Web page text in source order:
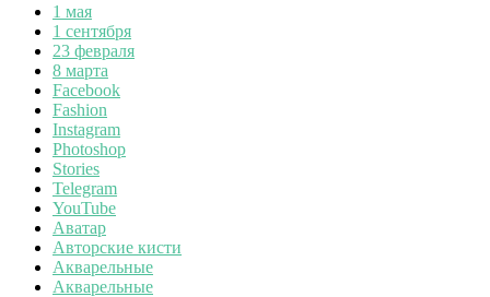
1 мая
1 сентября
23 февраля
8 марта
Facebook
Fashion
Instagram
Photoshop
Stories
Telegram
YouTube
Аватар
Авторские кисти
Акварельные
Акварельные